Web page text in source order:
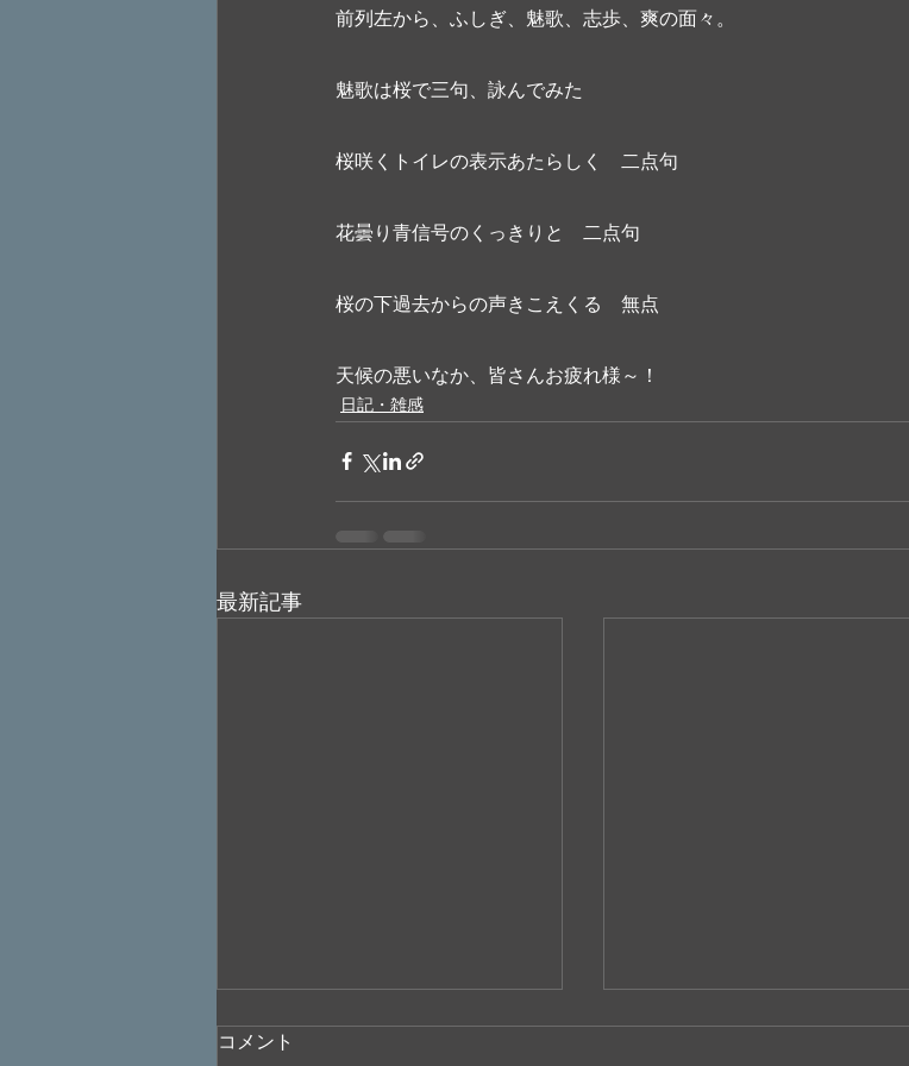
前列左から、ふしぎ、魅歌、志歩、爽の面々。
魅歌は桜で三句、詠んでみた
桜咲くトイレの表示あたらしく　二点句
花曇り青信号のくっきりと　二点句
桜の下過去からの声きこえくる　無点
天候の悪いなか、皆さんお疲れ様～！
日記・雑感
最新記事
コメント